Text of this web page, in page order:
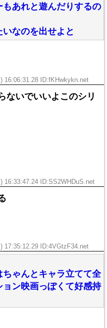
あれと遊んだりするの
なのを出せよと
16:06:31.28 ID:fKHwkykn.net
ないでいいよこのシリ
16:33:47.24 ID:SS2WHDuS.net
17:35:12.29 ID:4VGtzF34.net
ゃんとキャラ立てて全
ン映画っぽくて好感持